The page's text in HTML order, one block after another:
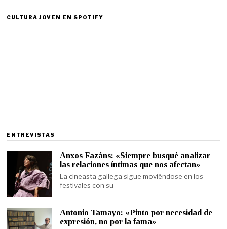
CULTURA JOVEN EN SPOTIFY
ENTREVISTAS
Anxos Fazáns: «Siempre busqué analizar
las relaciones íntimas que nos afectan»
La cineasta gallega sigue moviéndose en los
festivales con su
Antonio Tamayo: «Pinto por necesidad de
expresión, no por la fama»